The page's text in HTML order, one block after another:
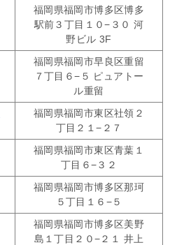
福岡県福岡市博多区博多
駅前３丁目１０−３０ 河
野ビル 3F
福岡県福岡市早良区重留
７丁目６−５ ピュアトー
ル重留
福岡県福岡市東区社領２
丁目２１−２７
福岡県福岡市東区青葉１
丁目６−３２
福岡県福岡市博多区那珂
５丁目１６−５
福岡県福岡市博多区美野
島１丁目２０−２１ 井上